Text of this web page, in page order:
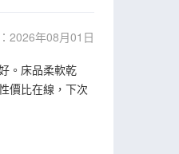
2026年08月01日
。床品柔軟乾
價比在線，下次